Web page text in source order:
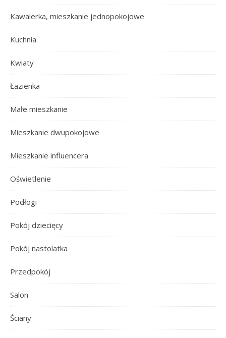
Kawalerka, mieszkanie jednopokojowe
Kuchnia
Kwiaty
Łazienka
Małe mieszkanie
Mieszkanie dwupokojowe
Mieszkanie influencera
Oświetlenie
Podłogi
Pokój dziecięcy
Pokój nastolatka
Przedpokój
Salon
Ściany